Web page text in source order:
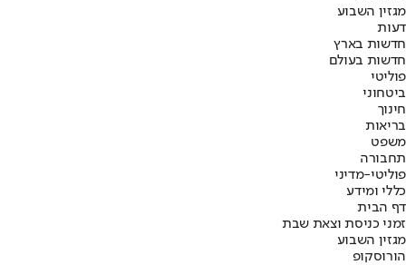
מגזין השבוע
דעות
חדשות בארץ
חדשות בעולם
פוליטי
ביטחוני
חינוך
בריאות
משפט
תחבורה
פוליטי-מדיני
כללי ומידע
דף הבית
זמני כניסת וצאת שבת
מגזין השבוע
הורוסקופ